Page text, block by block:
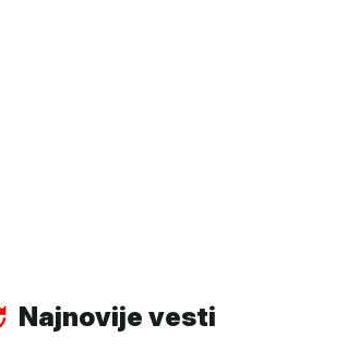
Najnovije vesti